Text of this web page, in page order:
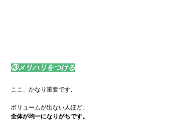
③メリハリをつける
ここ、かなり重要です。
ボリュームが出ない人ほど、
全体が均一になりがちです。